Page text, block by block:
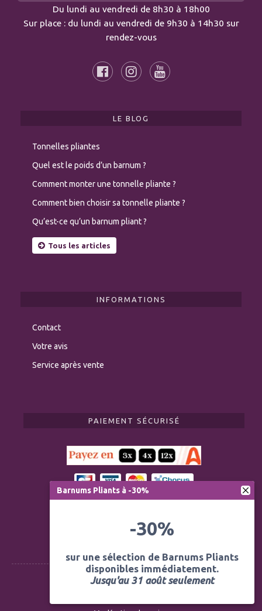
Du lundi au vendredi de 8h30 à 18h00
Sur place : du lundi au vendredi de 9h30 à 14h30 sur
rendez-vous
LE BLOG
Tonnelles pliantes
Quel est le poids d’un barnum ?
Comment monter une tonnelle pliante ?
Comment bien choisir sa tonnelle pliante ?
Qu’est-ce qu’un barnum pliant ?
Tous les articles
INFORMATIONS
Contact
Votre avis
Service après vente
PAIEMENT SÉCURISÉ
Barnums Pliants à -30%
-30%
sur une sélection de Barnums Pliants
disponibles immédiatement.
Jusqu'au 31 août seulement